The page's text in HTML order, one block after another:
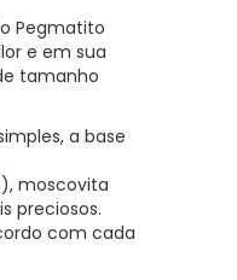
Pegmatito
e em sua
tamanho
a base
moscovita
preciosos.
com cada